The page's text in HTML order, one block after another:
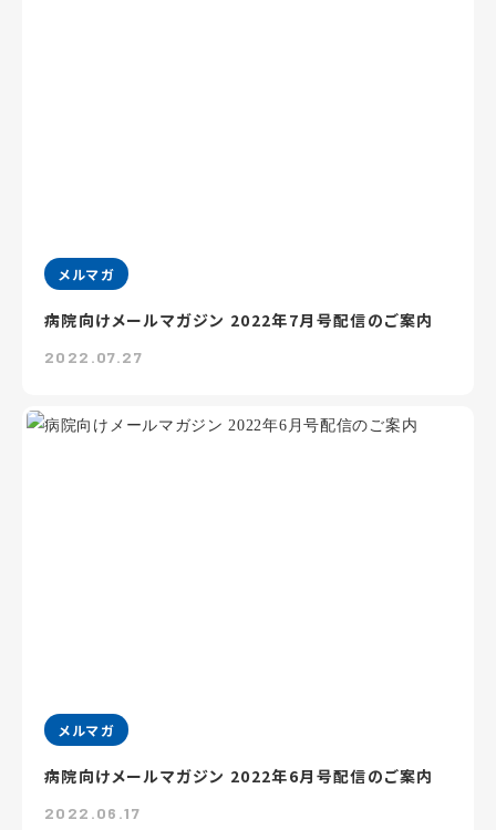
メルマガ
病院向けメールマガジン 2022年7月号配信のご案内
2022.07.27
メルマガ
病院向けメールマガジン 2022年6月号配信のご案内
2022.06.17